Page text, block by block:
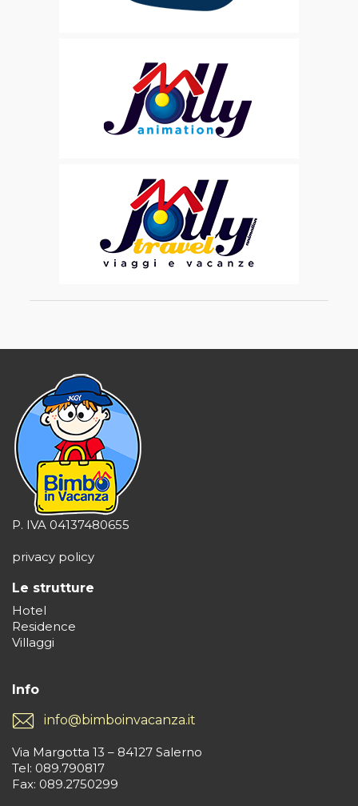
P. IVA 04137480655
privacy policy
Le strutture
Hotel
Residence
Villaggi
Info
info@bimboinvacanza.it
Via Margotta 13 – 84127 Salerno
Tel: 089.790817
Fax: 089.2750299